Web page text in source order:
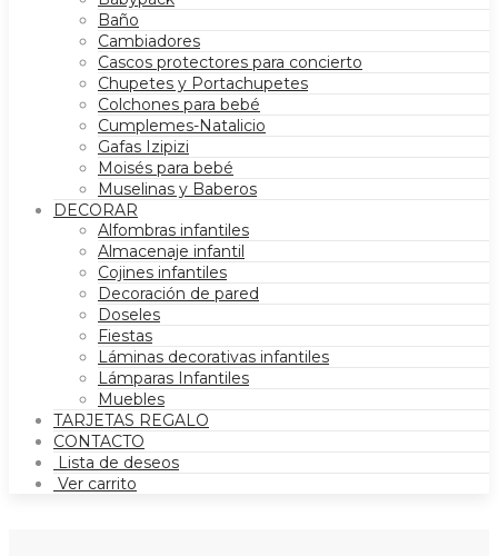
Baño
Cambiadores
Cascos protectores para concierto
Chupetes y Portachupetes
Colchones para bebé
Cumplemes-Natalicio
Gafas Izipizi
Moisés para bebé
Muselinas y Baberos
DECORAR
Alfombras infantiles
Almacenaje infantil
Cojines infantiles
Decoración de pared
Doseles
Fiestas
Láminas decorativas infantiles
Lámparas Infantiles
Muebles
TARJETAS REGALO
CONTACTO
Lista de deseos
Ver carrito